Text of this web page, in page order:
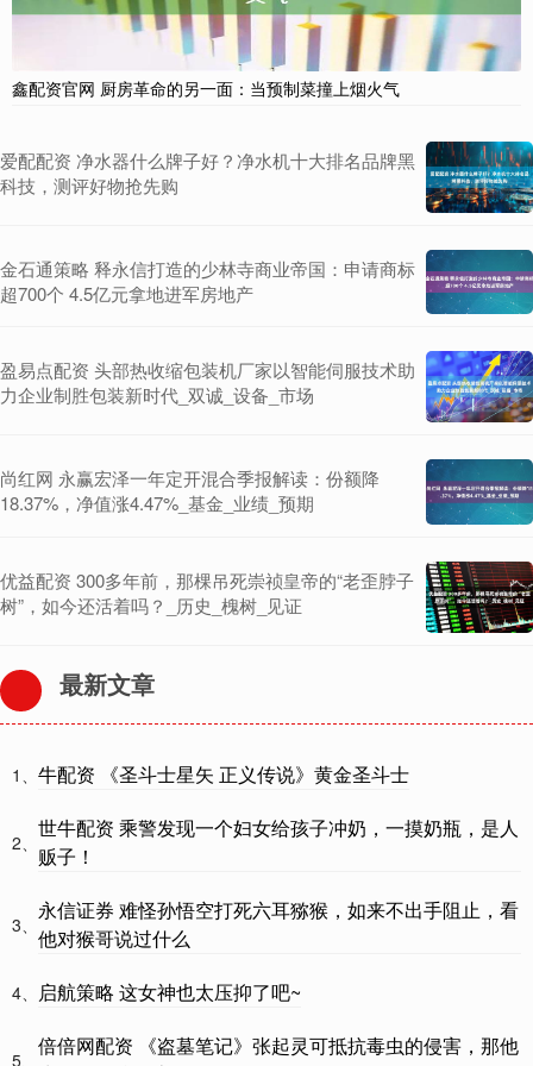
鑫配资官网 厨房革命的另一面：当预制菜撞上烟火气
爱配配资 净水器什么牌子好？净水机十大排名品牌黑
科技，测评好物抢先购
金石通策略 释永信打造的少林寺商业帝国：申请商标
超700个 4.5亿元拿地进军房地产
盈易点配资 头部热收缩包装机厂家以智能伺服技术助
力企业制胜包装新时代_双诚_设备_市场
尚红网 永赢宏泽一年定开混合季报解读：份额降
18.37%，净值涨4.47%_基金_业绩_预期
优益配资 300多年前，那棵吊死崇祯皇帝的“老歪脖子
树”，如今还活着吗？_历史_槐树_见证
最新文章
1、 牛配资 《圣斗士星矢 正义传说》黄金圣斗士
2、
世牛配资 乘警发现一个妇女给孩子冲奶，一摸奶瓶，是人
贩子！
3、
永信证券 难怪孙悟空打死六耳猕猴，如来不出手阻止，看
他对猴哥说过什么
4、 启航策略 这女神也太压抑了吧~
5、
倍倍网配资 《盗墓笔记》张起灵可抵抗毒虫的侵害，那他